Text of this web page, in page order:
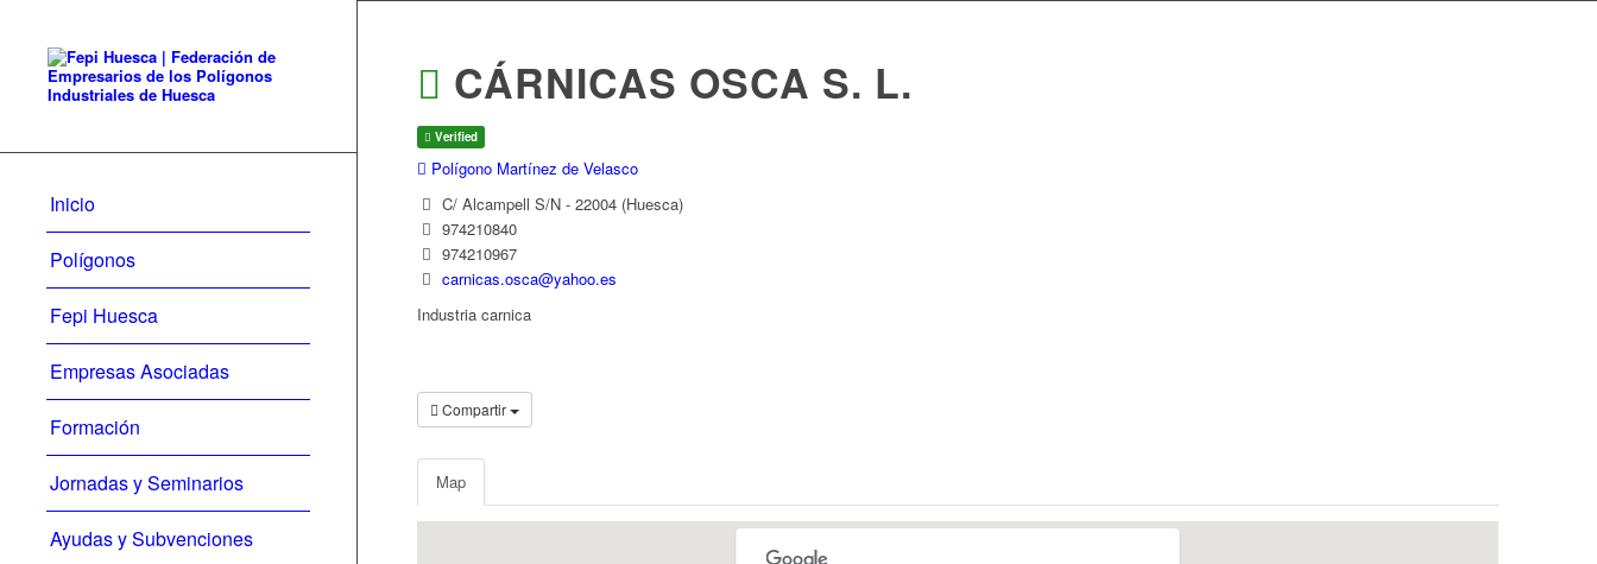
Inicio
Polígonos
Fepi Huesca
Empresas Asociadas
Formación
Jornadas y Seminarios
Ayudas y Subvenciones
CÁRNICAS OSCA S. L.
Verified
Polígono Martínez de Velasco
C/ Alcampell S/N - 22004 (Huesca)
974210840
974210967
carnicas.osca@yahoo.es
Industria carnica
Compartir
Map